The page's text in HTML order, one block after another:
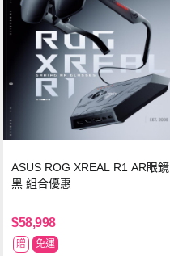
ASUS ROG XREAL R1 AR眼鏡
黑 組合優惠
$58,998
贈 免運